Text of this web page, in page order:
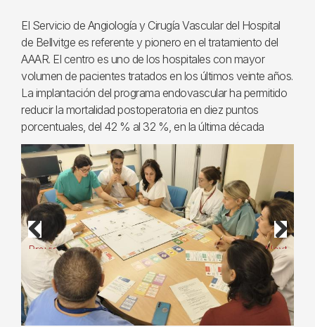
El Servicio de Angiología y Cirugía Vascular del Hospital
de Bellvitge es referente y pionero en el tratamiento del
AAAR. El centro es uno de los hospitales con mayor
volumen de pacientes tratados en los últimos veinte años.
La implantación del programa endovascular ha permitido
reducir la mortalidad postoperatoria en diez puntos
porcentuales, del 42 % al 32 %, en la última década
Previous Next